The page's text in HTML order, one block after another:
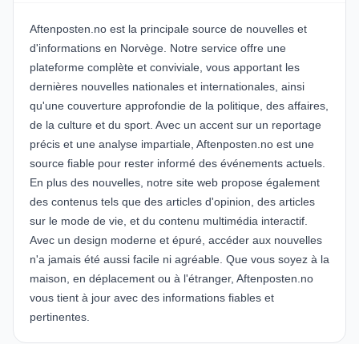
Aftenposten.no est la principale source de nouvelles et
d'informations en Norvège. Notre service offre une
plateforme complète et conviviale, vous apportant les
dernières nouvelles nationales et internationales, ainsi
qu'une couverture approfondie de la politique, des affaires,
de la culture et du sport. Avec un accent sur un reportage
précis et une analyse impartiale, Aftenposten.no est une
source fiable pour rester informé des événements actuels.
En plus des nouvelles, notre site web propose également
des contenus tels que des articles d'opinion, des articles
sur le mode de vie, et du contenu multimédia interactif.
Avec un design moderne et épuré, accéder aux nouvelles
n'a jamais été aussi facile ni agréable. Que vous soyez à la
maison, en déplacement ou à l'étranger, Aftenposten.no
vous tient à jour avec des informations fiables et
pertinentes.